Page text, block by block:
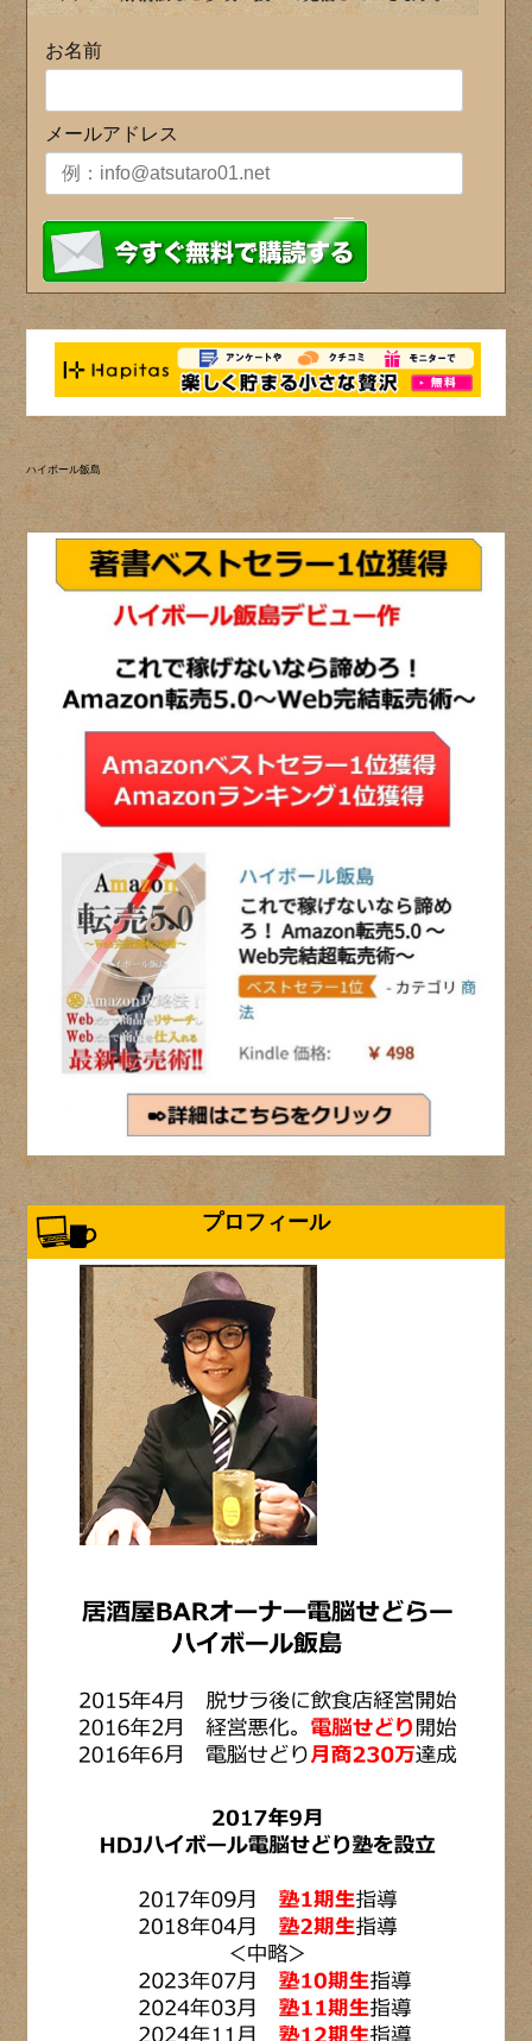
お名前
メールアドレス
ハイボール飯島
プロフィール